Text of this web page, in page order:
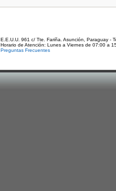
E.E.U.U. 961 c/ Tte. Fariña. Asunción, Paraguay -
Horario de Atención: Lunes a Viernes de 07:00 a
Preguntas Frecuentes